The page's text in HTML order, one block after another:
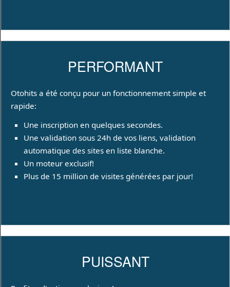
PERFORMANT
Otohits a été conçu pour un fonctionnement simple et
rapide:
Une inscription en quelques secondes.
Une validation sous 24h de vos liens, validation
automatique des sites en liste blanche.
Un moteur exclusif!
Plus de 15 million de visites générées par jour!
PUISSANT